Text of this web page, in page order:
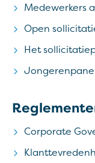
Medewerkers
Open
Het
Corporate